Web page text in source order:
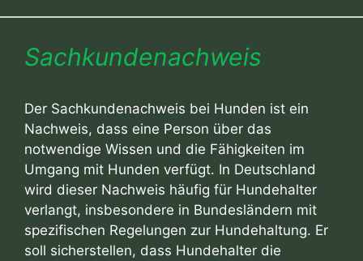
Sachkundenachweis
Der Sachkundenachweis bei Hunden ist ein
Nachweis, dass eine Person über das
notwendige Wissen und die Fähigkeiten im
Umgang mit Hunden verfügt. In Deutschland
wird dieser Nachweis häufig für Hundehalter
verlangt, insbesondere in Bundesländern mit
spezifischen Regelungen zur Hundehaltung. Er
soll sicherstellen, dass Hundehalter die